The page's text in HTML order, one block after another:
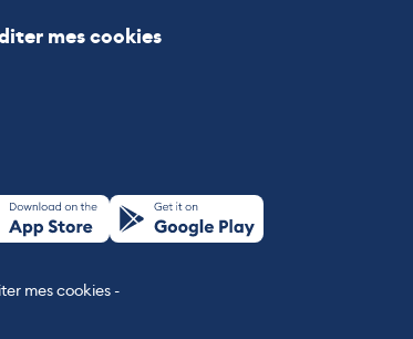
mes cookies
mes cookies -